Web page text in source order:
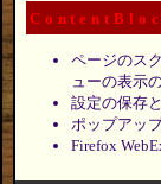
ページのス
ューの表示
設定の保存
ポップアッ
Firefox